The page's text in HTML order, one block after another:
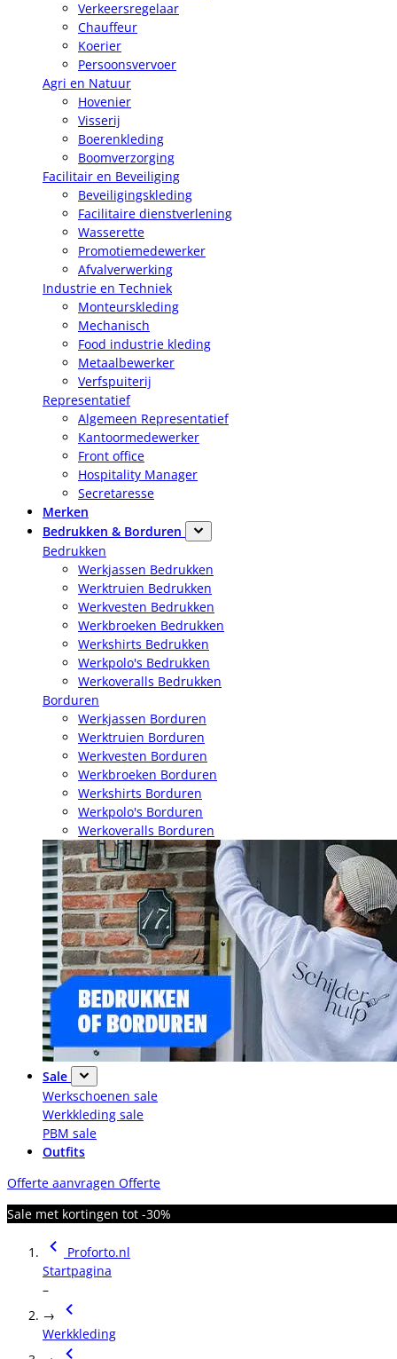
Verkeersregelaar
Chauffeur
Koerier
Persoonsvervoer
Agri en Natuur
Hovenier
Visserij
Boerenkleding
Boomverzorging
Facilitair en Beveiliging
Beveiligingskleding
Facilitaire dienstverlening
Wasserette
Promotiemedewerker
Afvalverwerking
Industrie en Techniek
Monteurskleding
Mechanisch
Food industrie kleding
Metaalbewerker
Verfspuiterij
Representatief
Algemeen Representatief
Kantoormedewerker
Front office
Hospitality Manager
Secretaresse
Merken
Bedrukken & Borduren
Bedrukken
Werkjassen Bedrukken
Werktruien Bedrukken
Werkvesten Bedrukken
Werkbroeken Bedrukken
Werkshirts Bedrukken
Werkpolo's Bedrukken
Werkoveralls Bedrukken
Borduren
Werkjassen Borduren
Werktruien Borduren
Werkvesten Borduren
Werkbroeken Borduren
Werkshirts Borduren
Werkpolo's Borduren
Werkoveralls Borduren
Sale
Werkschoenen sale
Werkkleding sale
PBM sale
Outfits
Offerte aanvragen Offerte
Sale met kortingen tot -30%
Proforto.nl
Startpagina
–
→
Werkkleding